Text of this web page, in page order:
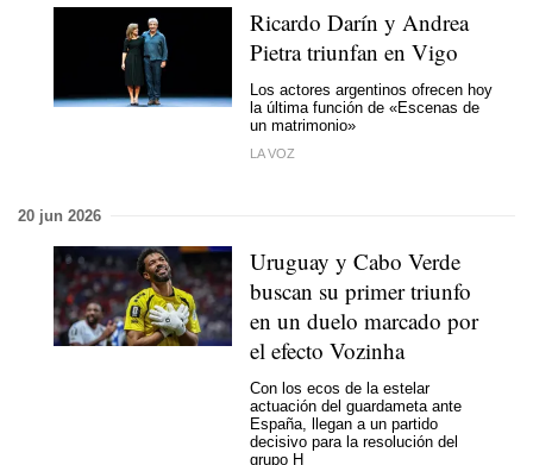
Ricardo Darín y Andrea
Pietra triunfan en Vigo
Los actores argentinos ofrecen hoy
la última función de «Escenas de
un matrimonio»
LA VOZ
20 jun 2026
Uruguay y Cabo Verde
buscan su primer triunfo
en un duelo marcado por
el efecto Vozinha
Con los ecos de la estelar
actuación del guardameta ante
España, llegan a un partido
decisivo para la resolución del
grupo H